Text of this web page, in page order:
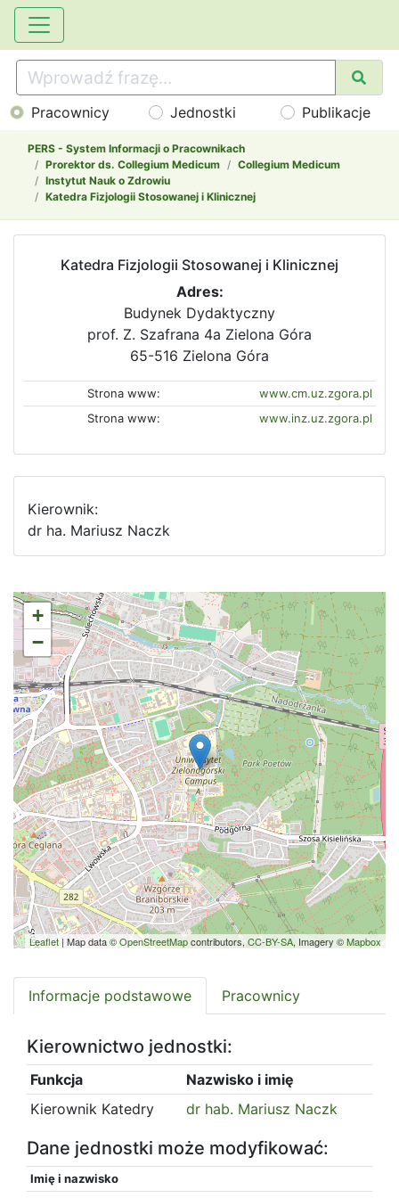
Pracownicy Jednostki Publikacje
PERS - System Informacji o Pracownikach
Prorektor ds. Collegium Medicum
Collegium Medicum
Instytut Nauk o Zdrowiu
Katedra Fizjologii Stosowanej i Klinicznej
Katedra Fizjologii Stosowanej i Klinicznej
Adres:
Budynek Dydaktyczny
prof. Z. Szafrana 4a Zielona Góra
65-516 Zielona Góra
Strona www:
www.cm.uz.zgora.pl
Strona www:
www.inz.uz.zgora.pl
Kierownik:
dr ha. Mariusz Naczk
+
−
Leaflet | Map data ©OpenStreetMapcontributors,CC-BY-SA, Imagery ©Mapbox
Informacje podstawowe Pracownicy
Kierownictwo jednostki:
Funkcja
Nazwisko i imię
Kierownik Katedry
dr hab. Mariusz Naczk
Dane jednostki może modyfikować:
Imię i nazwisko